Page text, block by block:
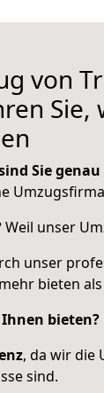
von
Sie
Weil unser
unser
bieten
bieten?
, da wir die
sind.